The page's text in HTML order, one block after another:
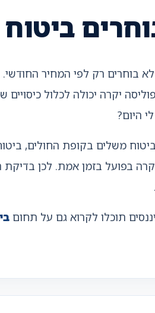
בוחרים רק לפי המחיר
יקרה יכולה לכלול
היום?
משלים בקופת החולים,
בפועל בזמן אמת. לכן
תוכלו לקרוא גם על תחום